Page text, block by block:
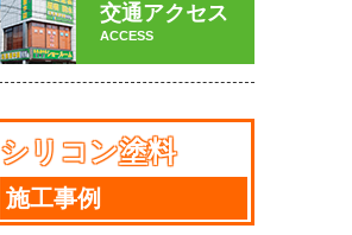
交通アクセス
ACCESS
シリコン塗料
施工事例